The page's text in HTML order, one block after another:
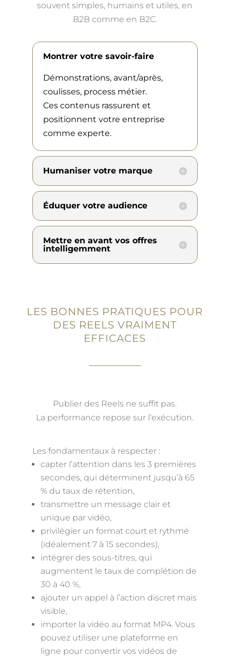
souvent simples, humains et utiles, en
B2B comme en B2C.
Montrer votre savoir-faire
Démonstrations, avant/après,
coulisses, process métier.
Ces contenus rassurent et
positionnent votre entreprise
comme experte.
Humaniser votre marque
Éduquer votre audience
Mettre en avant vos offres
intelligemment
LES BONNES PRATIQUES POUR
DES REELS VRAIMENT
EFFICACES
Publier des Reels ne suffit pas.
La performance repose sur l’exécution.
Les fondamentaux à respecter :
capter l’attention dans les 3 premières
secondes, qui déterminent jusqu’à 65
% du taux de rétention,
transmettre un message clair et
unique par vidéo,
privilégier un format court et rythmé
(idéalement 7 à 15 secondes),
intégrer des sous-titres, qui
augmentent le taux de complétion de
30 à 40 %,
ajouter un appel à l’action discret mais
visible,
importer la vidéo au format MP4. Vous
pouvez utiliser une plateforme en
ligne pour convertir vos vidéos de